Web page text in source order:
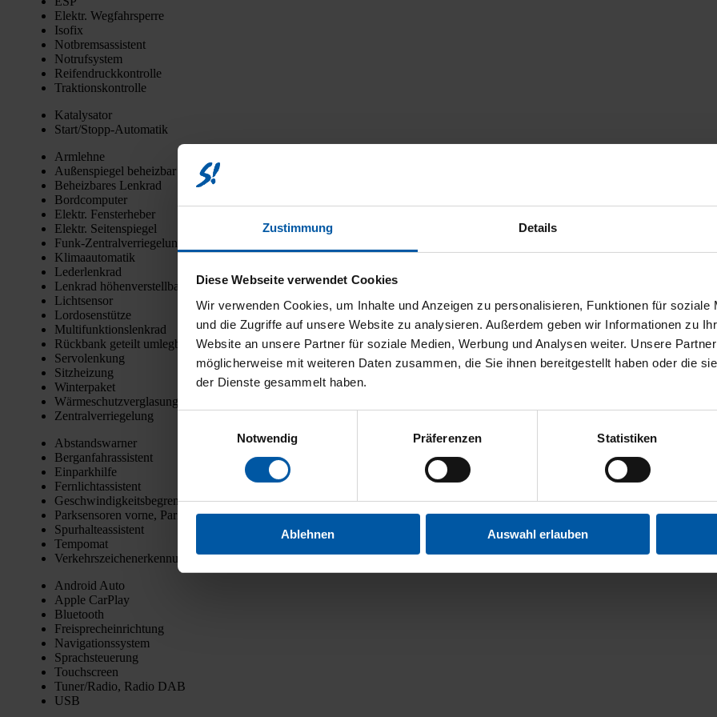
Zustimmung Details
Diese Webseite verwendet Cookies
Wir verwenden Cookies, um Inhalte und Anzeigen zu personalisieren, Funktionen für soziale
und die Zugriffe auf unsere Website zu analysieren. Außerdem geben wir Informationen zu
Website an unsere Partner für soziale Medien, Werbung und Analysen weiter. Unsere
möglicherweise mit weiteren Daten zusammen, die Sie ihnen bereitgestellt haben oder die
der Dienste gesammelt haben.
Notwendig
Präferenzen Statistiken
Ablehnen Auswahl erlauben
Elektr. Weg­fahr­sper­re
Iso­fix
Not­brems­as­sis­tent
Not­ruf­sys­tem
Rei­fen­druck­kon­trol­le
Trak­ti­ons­kon­trol­le
Kata­ly­sa­tor
Star­t/­Stopp-Auto­ma­tik
Arm­leh­ne
Außen­spie­gel beheiz­bar
Beheiz­ba­res Lenk­rad
Bord­com­pu­ter
Elektr. Fens­ter­he­ber
Elektr. Sei­ten­spie­gel
Funk-Zen­tral­ver­rie­ge­lung
Kli­ma­au­to­ma­tik
Leder­lenk­rad
Lenk­rad höhen­ver­stell­bar
Licht­sen­sor
Lor­do­sen­stüt­ze
Mul­ti­funk­ti­ons­lenk­rad
Rück­bank geteilt umleg­bar
Ser­vo­len­kung
Sitz­hei­zung
Win­ter­pa­ket
Wär­me­schutz­ver­gla­sung
Zen­tral­ver­rie­ge­lung
Abstands­war­ner
Berg­an­fahr­as­sis­tent
Ein­park­hil­fe
Fern­licht­as­sis­tent
Geschwin­dig­keits­be­gren­zer
Park­sen­so­ren vor­ne, Park­sen­so­ren hin­ten, Kame­ra
Spur­hal­te­as­sis­tent
Tem­po­mat
Ver­kehrs­zei­chen­er­ken­nung
Android Auto
Apple Car­Play
Blue­tooth
Frei­sprech­ein­rich­tung
Navi­ga­ti­ons­sys­tem
Sprach­steue­rung
Touch­screen
Tuner/Radio, Radio DAB
USB